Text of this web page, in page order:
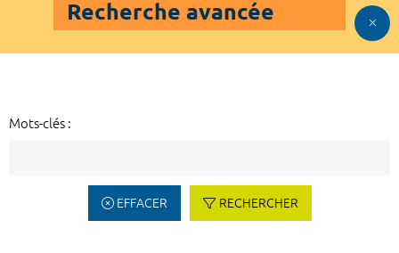
Recherche avancée
Mots-clés :
EFFACER RECHERCHER